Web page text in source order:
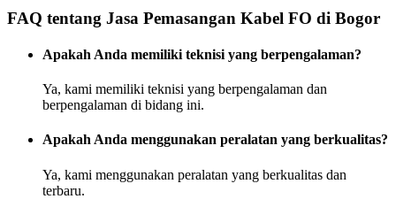
FAQ tentang Jasa Pemasangan Kabel FO di Bogor
Apakah Anda memiliki teknisi yang berpengalaman?
Ya, kami memiliki teknisi yang berpengalaman dan
berpengalaman di bidang ini.
Apakah Anda menggunakan peralatan yang berkualitas?
Ya, kami menggunakan peralatan yang berkualitas dan
terbaru.